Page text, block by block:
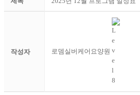
작성자 로뎀실버케어요양원